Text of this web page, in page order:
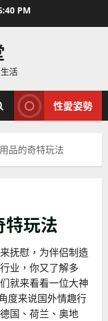
PM
活
性愛姿勢
品的奇特玩法
玩法
抚慰，为伴侣制造
业，你又了解多
就来看看一位大神
度来说国外情趣行
国、荷兰、奥地